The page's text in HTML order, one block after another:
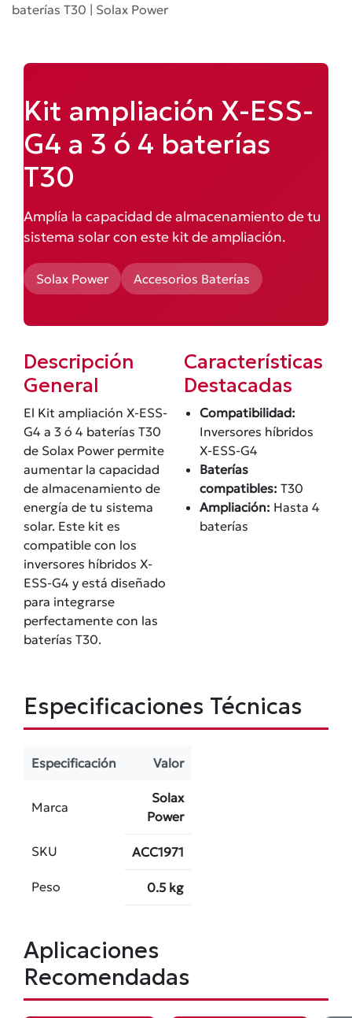
baterías T30 | Solax Power
Kit ampliación X-ESS-
G4 a 3 ó 4 baterías
T30
Amplía la capacidad de almacenamiento de tu
sistema solar con este kit de ampliación.
Solax Power Accesorios Baterías
Descripción
General
El Kit ampliación X-ESS-
G4 a 3 ó 4 baterías T30
de Solax Power permite
aumentar la capacidad
de almacenamiento de
energía de tu sistema
solar. Este kit es
compatible con los
inversores híbridos X-
ESS-G4 y está diseñado
para integrarse
perfectamente con las
baterías T30.
Características
Destacadas
Compatibilidad:
Inversores híbridos
X-ESS-G4
Baterías
compatibles: T30
Ampliación: Hasta 4
baterías
Especificaciones Técnicas
Especificación Valor
Marca
Solax
Power
SKU ACC1971
Peso 0.5 kg
Aplicaciones
Recomendadas